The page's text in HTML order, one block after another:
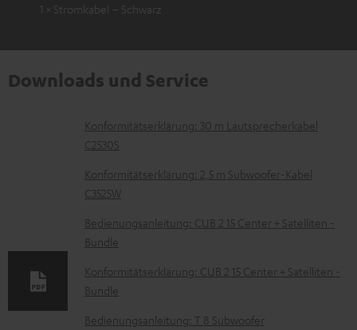
1 × Stromkabel – Schwarz
Downloads und Service
D
o
k
u
m
e
n
t
e
Konformitätserklärung: 30 m Lautsprecherkabel
C2530S
Konformitätserklärung: 2,5 m Subwoofer-Kabel
C3525W
Bedienungsanleitung: CUB 2 15 Center + Satelliten -
Bundle
Konformitätserklärung: CUB 2 15 Center + Satelliten -
Bundle
Bedienungsanleitung: T 8 Subwoofer